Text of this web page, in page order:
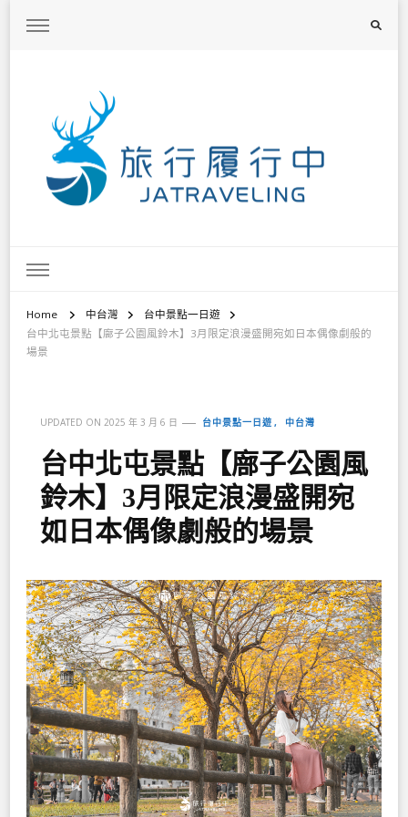
Home 中台灣
台中景點一日遊
台中北屯景點【廍子公園風鈴木】3月限定浪漫盛開宛如日本偶像劇般的
場景
UPDATED ON 2025 年 3 月 6 日 台中景點一日遊 中台灣
台中北屯景點【廍子公園風
鈴木】3月限定浪漫盛開宛
如日本偶像劇般的場景